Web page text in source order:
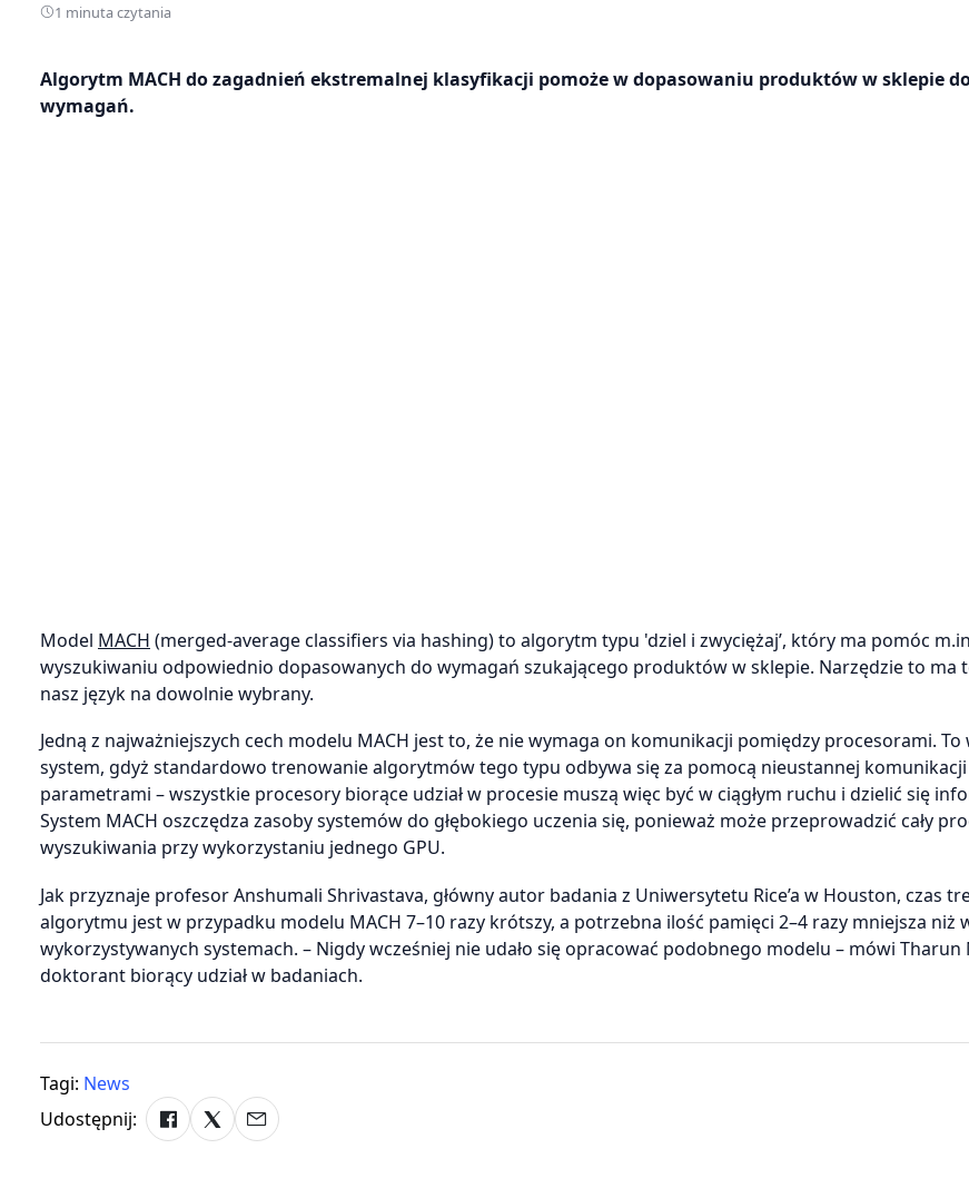
1 minuta czytania
Algorytm MACH do zagadnień ekstremalnej klasyfikacji pomoże w dopasowaniu produktów w sklepie
wymagań.
Model MACH (merged-average classifiers via hashing) to algorytm typu 'dziel i zwyciężaj’, który ma pomóc
wyszukiwaniu odpowiednio dopasowanych do wymagań szukającego produktów w sklepie. Narzędzie to ma
nasz język na dowolnie wybrany.
Jedną z najważniejszych cech modelu MACH jest to, że nie wymaga on komunikacji pomiędzy procesorami. To
system, gdyż standardowo trenowanie algorytmów tego typu odbywa się za pomocą nieustannej
parametrami – wszystkie procesory biorące udział w procesie muszą więc być w ciągłym ruchu i dzielić się
System MACH oszczędza zasoby systemów do głębokiego uczenia się, ponieważ może przeprowadzić cały
wyszukiwania przy wykorzystaniu jednego GPU.
Jak przyznaje profesor Anshumali Shrivastava, główny autor badania z Uniwersytetu Rice’a w Houston, czas
algorytmu jest w przypadku modelu MACH 7–10 razy krótszy, a potrzebna ilość pamięci 2–4 razy mniejsza niż
wykorzystywanych systemach. – Nigdy wcześniej nie udało się opracować podobnego modelu – mówi Tharun
doktorant biorący udział w badaniach.
Tagi: News
Udostępnij: